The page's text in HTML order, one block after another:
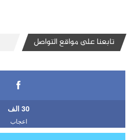
تابعنا على مواقع التواصل
30 الف
اعجاب